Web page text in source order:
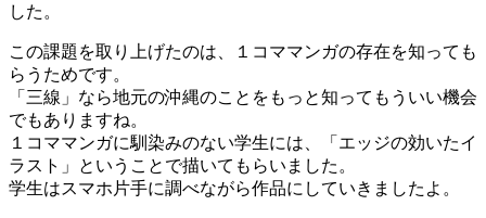
し
「沖
県
産
本
した。
この課題を取り上げたのは、１コママンガの存在を知っても
らうためです。
「三線」なら地元の沖縄のことをもっと知ってもういい機会
でもありますね。
１コママンガに馴染みのない学生には、「エッジの効いたイ
ラスト」ということで描いてもらいました。
学生はスマホ片手に調べながら作品にしていきましたよ。